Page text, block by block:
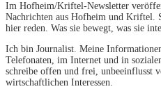
Im Hofheim/Kriftel-Newsletter
Nachrichten aus Hofheim und Kriftel.
hier reden. Was sie bewegt, was sie
Ich bin Journalist. Meine
Telefonaten, im Internet und in
schreibe offen und frei, unbeeinflusst
wirtschaftlichen Interessen.